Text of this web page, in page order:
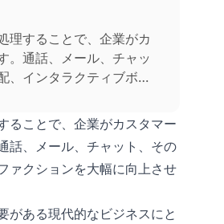
理することで、企業がカ
。通話、メール、チャッ
、インタラクティブボイ
ることで、企業がカスタマー
話、メール、チャット、その
ァクションを大幅に向上させ
がある現代的なビジネスにと